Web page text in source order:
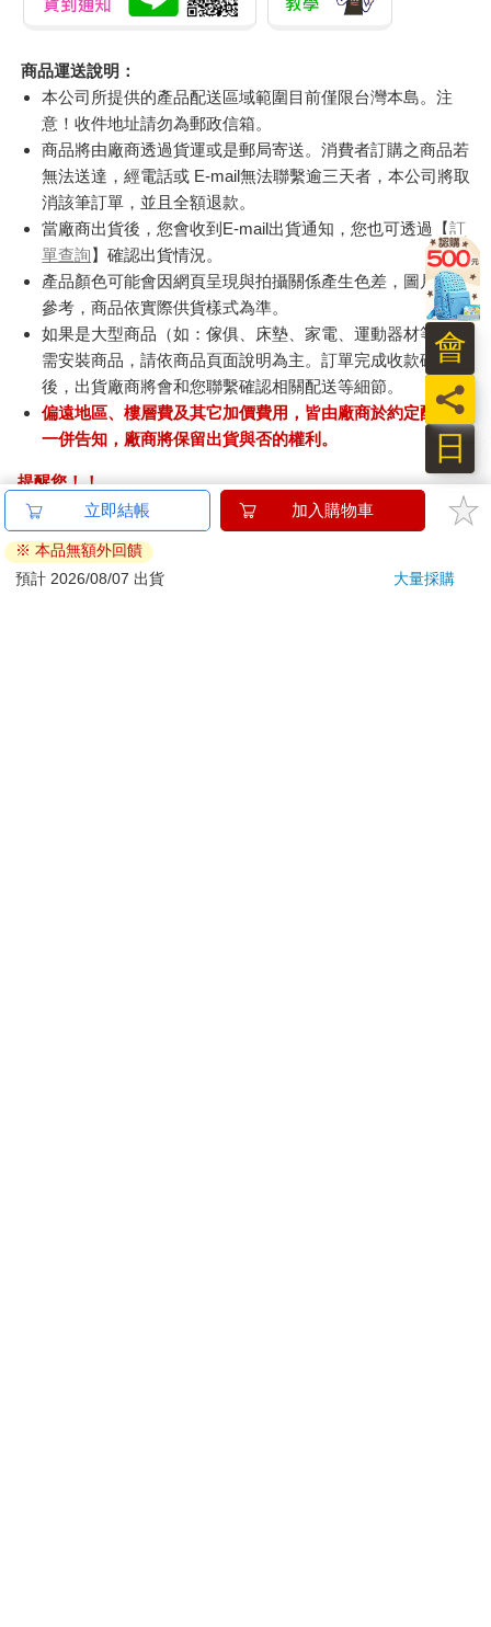
商品運送說明：
本公司所提供的產品配送區域範圍目前僅限台灣本島。注
意！收件地址請勿為郵政信箱。
商品將由廠商透過貨運或是郵局寄送。消費者訂購之商品若
無法送達，經電話或 E-mail無法聯繫逾三天者，本公司將取
消該筆訂單，並且全額退款。
當廠商出貨後，您會收到E-mail出貨通知，您也可透過【訂
單查詢】確認出貨情況。
產品顏色可能會因網頁呈現與拍攝關係產生色差，圖片僅供
參考，商品依實際供貨樣式為準。
如果是大型商品（如：傢俱、床墊、家電、運動器材等）及
需安裝商品，請依商品頁面說明為主。訂單完成收款確認
後，出貨廠商將會和您聯繫確認相關配送等細節。
偏遠地區、樓層費及其它加價費用，皆由廠商於約定配送時
一併告知，廠商將保留出貨與否的權利。
提醒您！！
金石堂及銀行均不會請您操作ATM! 如接獲電話要求您前往
ATM提款機，請不要聽從指示，以免受騙上當！
退換貨須知：
立即結帳 加入購物車
※ 本品無額外回饋
預計 2026/08/07 出貨
大量採購
日
員
會